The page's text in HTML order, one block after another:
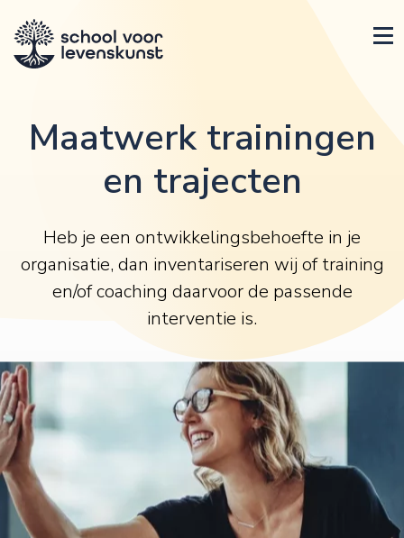
Maatwerk trainingen
en trajecten
Heb je een ontwikkelingsbehoefte in je
organisatie, dan inventariseren wij of training
en/of coaching daarvoor de passende
interventie is.